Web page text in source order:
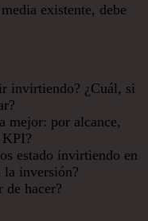
existente, debe
invirtiendo? ¿Cuál, si
mejor: por alcance,
estado invirtiendo en
inversión?
de hacer?